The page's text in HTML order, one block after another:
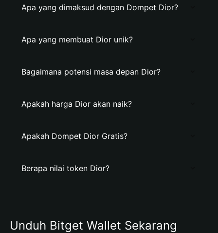
Apa yang dimaksud dengan Dompet Dior?
Apa yang membuat Dior unik?
Bagaimana potensi masa depan Dior?
Apakah harga Dior akan naik?
Apakah Dompet Dior Gratis?
Berapa nilai token Dior?
Unduh Bitget Wallet Sekarang